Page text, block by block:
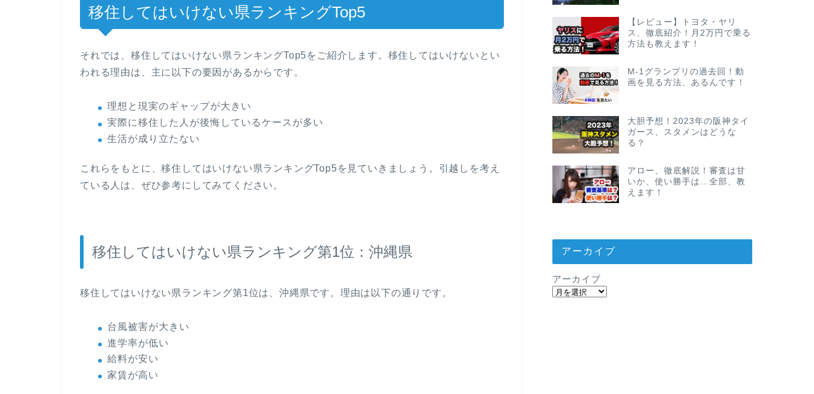
移住してはいけない県ランキングTop5
それでは、移住してはいけない県ランキングTop5をご紹介します。移住してはいけないとい
われる理由は、主に以下の要因があるからです。
理想と現実のギャップが大きい
実際に移住した人が後悔しているケースが多い
生活が成り立たない
これらをもとに、移住してはいけない県ランキングTop5を見ていきましょう。引越しを考え
ている人は、ぜひ参考にしてみてください。
移住してはいけない県ランキング第1位：沖縄県
移住してはいけない県ランキング第1位は、沖縄県です。理由は以下の通りです。
台風被害が大きい
進学率が低い
給料が安い
家賃が高い
【レビュー】トヨタ・ヤリ
ス、徹底紹介！月2万円で乗る
方法も教えます！
M-1グランプリの過去回！動
画を見る方法、あるんです！
大胆予想！2023年の阪神タイ
ガース、スタメンはどうな
る？
アロー、徹底解説！審査は甘
いか、使い勝手は…全部、教
えます！
アーカイブ
アーカイブ